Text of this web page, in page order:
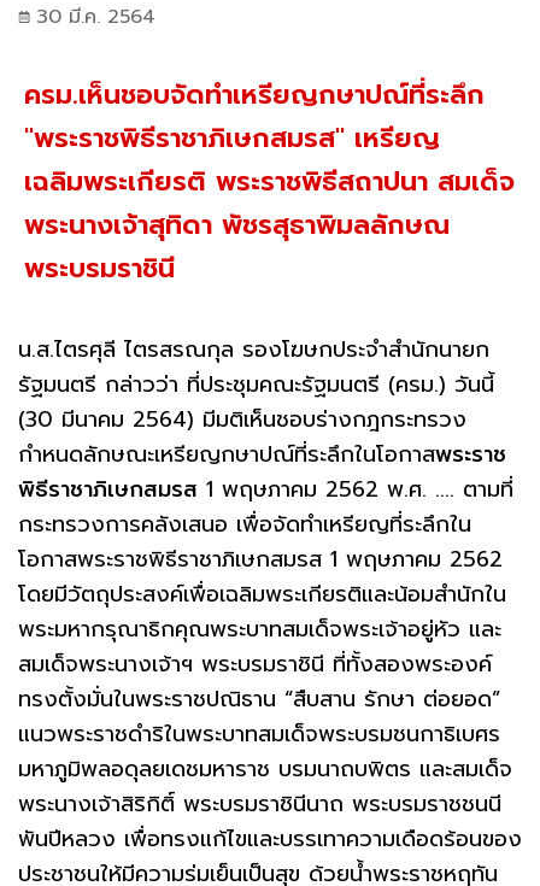
30 มี.ค. 2564
ครม.เห็นชอบจัดทำเหรียญกษาปณ์ที่ระลึก
"พระราชพิธีราชาภิเษกสมรส" เหรียญ
เฉลิมพระเกียรติ พระราชพิธีสถาปนา สมเด็จ
พระนางเจ้าสุทิดา พัชรสุธาพิมลลักษณ
พระบรมราชินี
น.ส.ไตรศุลี ไตรสรณกุล รองโฆษกประจำสำนักนายก
รัฐมนตรี กล่าวว่า ที่ประชุมคณะรัฐมนตรี (ครม.) วันนี้
(30 มีนาคม 2564) มีมติเห็นชอบร่างกฎกระทรวง
กำหนดลักษณะเหรียญกษาปณ์ที่ระลึกในโอกาสพระราช
พิธีราชาภิเษกสมรส 1 พฤษภาคม 2562 พ.ศ. .... ตามที่
กระทรวงการคลังเสนอ เพื่อจัดทำเหรียญที่ระลึกใน
โอกาสพระราชพิธีราชาภิเษกสมรส 1 พฤษภาคม 2562
โดยมีวัตถุประสงค์เพื่อเฉลิมพระเกียรติและน้อมสำนักใน
พระมหากรุณาธิกคุณพระบาทสมเด็จพระเจ้าอยู่หัว และ
สมเด็จพระนางเจ้าฯ พระบรมราชินี ที่ทั้งสองพระองค์
ทรงตั้งมั่นในพระราชปณิธาน “สืบสาน รักษา ต่อยอด”
แนวพระราชดำริในพระบาทสมเด็จพระบรมชนกาธิเบศร
มหาภูมิพลอดุลยเดชมหาราช บรมนาถบพิตร และสมเด็จ
พระนางเจ้าสิริกิติ์ พระบรมราชินีนาถ พระบรมราชชนนี
พันปีหลวง เพื่อทรงแก้ไขและบรรเทาความเดือดร้อนของ
ประชาชนให้มีความร่มเย็นเป็นสุข ด้วยน้ำพระราชหฤทัน